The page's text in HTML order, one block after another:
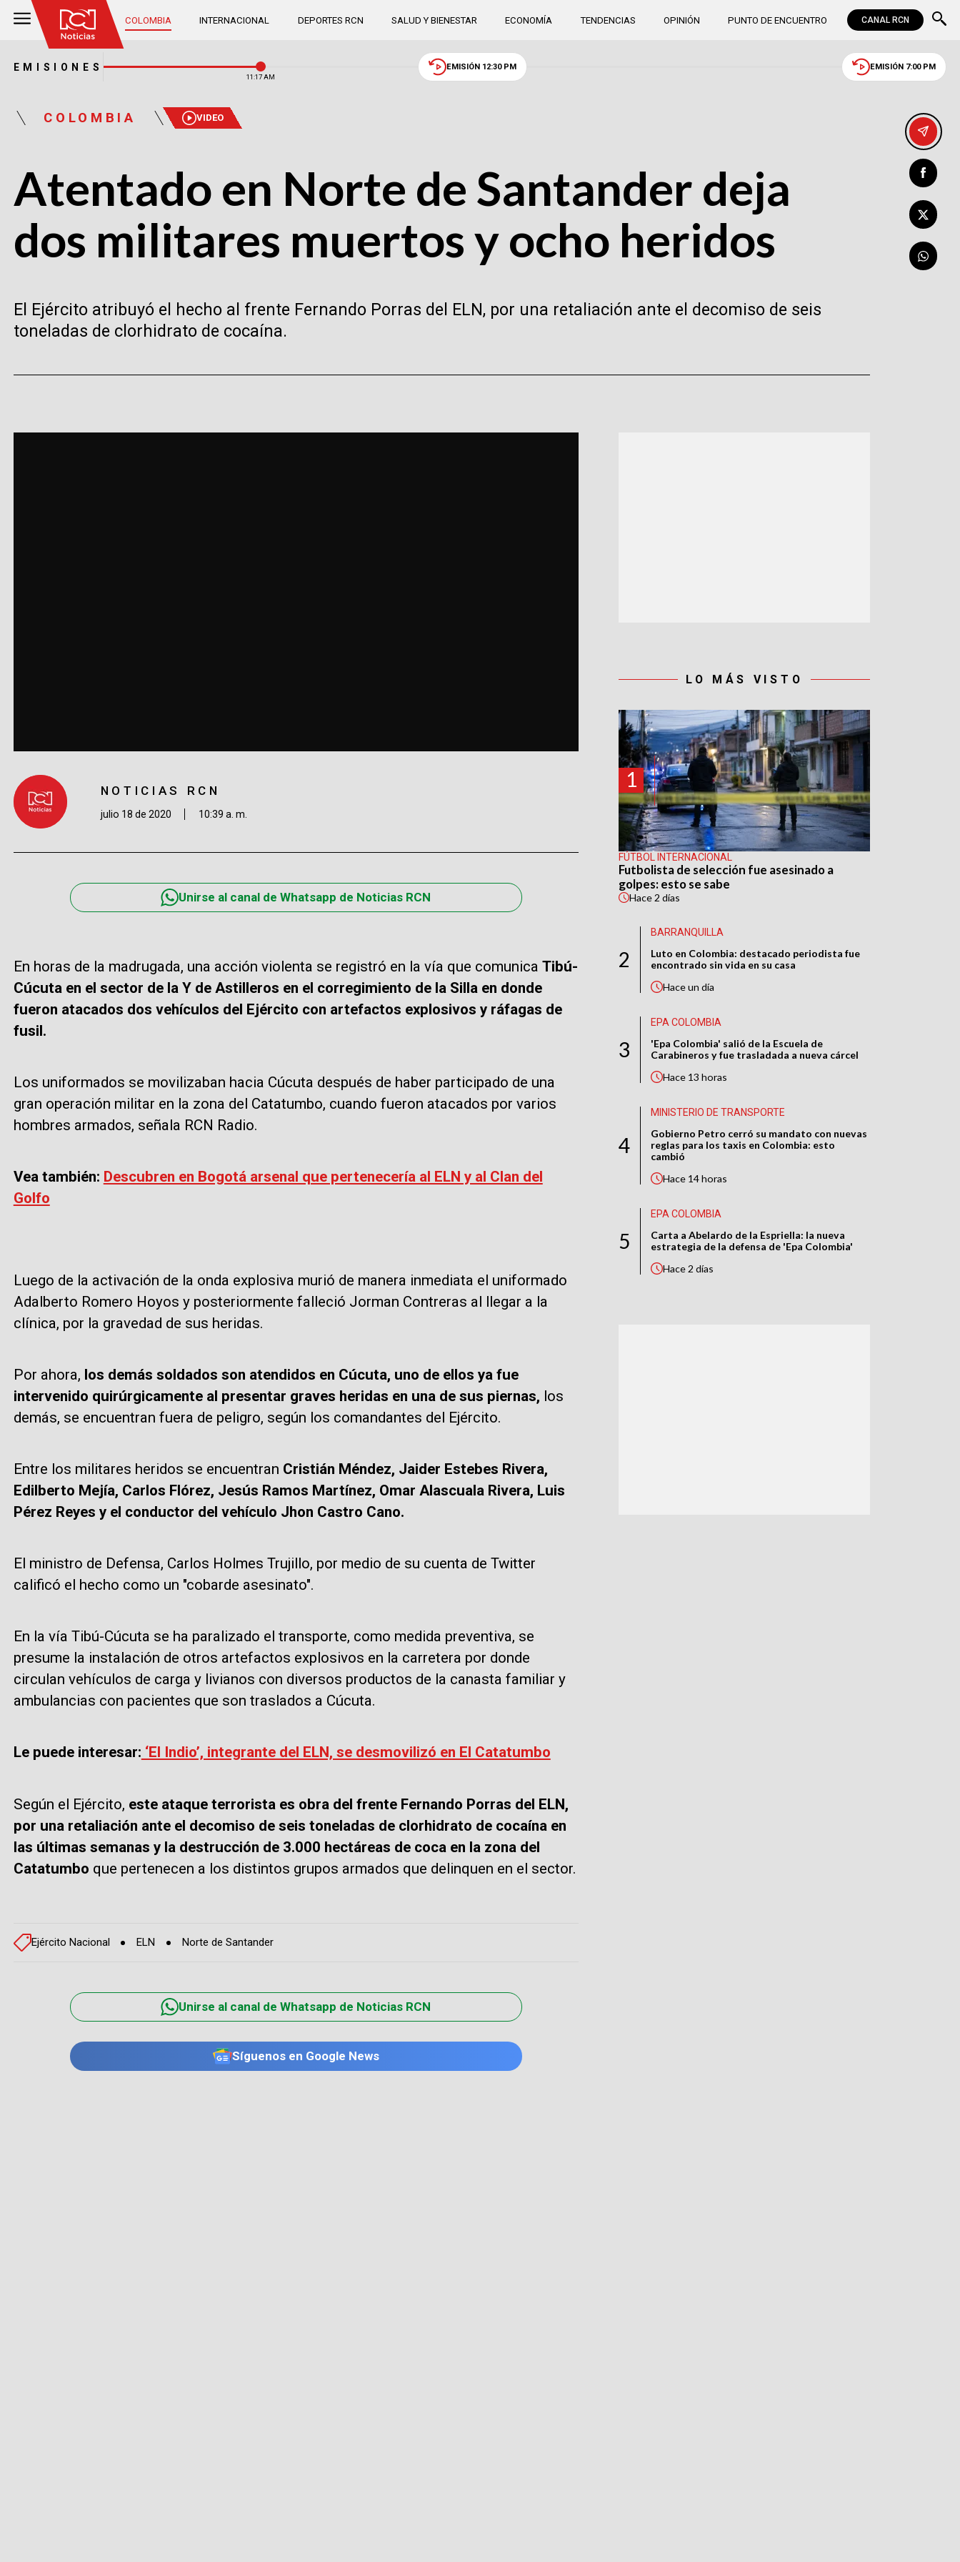
COLOMBIA INTERNACIONAL DEPORTES RCN SALUD Y BIENESTAR ECONOMÍA TENDENCIAS OPINIÓN PUNTO DE ENCUENTRO CANAL RCN
EMISIONES
11:17 AM
EMISIÓN 12:30 PM EMISIÓN 7:00 PM
COLOMBIA VIDEO
Atentado en Norte de Santander deja
dos militares muertos y ocho heridos
El Ejército atribuyó el hecho al frente Fernando Porras del ELN, por una retaliación ante el decomiso de seis
toneladas de clorhidrato de cocaína.
NOTICIAS RCN
julio 18 de 2020 10:39 a. m.
Unirse al canal de Whatsapp de Noticias RCN
En horas de la madrugada, una acción violenta se registró en la vía que comunica Tibú-
Cúcuta en el sector de la Y de Astilleros en el corregimiento de la Silla en donde
fueron atacados dos vehículos del Ejército con artefactos explosivos y ráfagas de
fusil.
Los uniformados se movilizaban hacia Cúcuta después de haber participado de una
gran operación militar en la zona del Catatumbo, cuando fueron atacados por varios
hombres armados, señala RCN Radio.
Vea también: Descubren en Bogotá arsenal que pertenecería al ELN y al Clan del
Golfo
Luego de la activación de la onda explosiva murió de manera inmediata el uniformado
Adalberto Romero Hoyos y posteriormente falleció Jorman Contreras al llegar a la
clínica, por la gravedad de sus heridas.
Por ahora, los demás soldados son atendidos en Cúcuta, uno de ellos ya fue
intervenido quirúrgicamente al presentar graves heridas en una de sus piernas, los
demás, se encuentran fuera de peligro, según los comandantes del Ejército.
Entre los militares heridos se encuentran Cristián Méndez, Jaider Estebes Rivera,
Edilberto Mejía, Carlos Flórez, Jesús Ramos Martínez, Omar Alascuala Rivera, Luis
Pérez Reyes y el conductor del vehículo Jhon Castro Cano.
El ministro de Defensa, Carlos Holmes Trujillo, por medio de su cuenta de Twitter
calificó el hecho como un "cobarde asesinato".
En la vía Tibú-Cúcuta se ha paralizado el transporte, como medida preventiva, se
presume la instalación de otros artefactos explosivos en la carretera por donde
circulan vehículos de carga y livianos con diversos productos de la canasta familiar y
ambulancias con pacientes que son traslados a Cúcuta.
Le puede interesar: ‘El Indio’, integrante del ELN, se desmovilizó en El Catatumbo
Según el Ejército, este ataque terrorista es obra del frente Fernando Porras del ELN,
por una retaliación ante el decomiso de seis toneladas de clorhidrato de cocaína en
las últimas semanas y la destrucción de 3.000 hectáreas de coca en la zona del
Catatumbo que pertenecen a los distintos grupos armados que delinquen en el sector.
Ejército Nacional ELN Norte de Santander
Unirse al canal de Whatsapp de Noticias RCN
Síguenos en Google News
LO MÁS VISTO
1
FÚTBOL INTERNACIONAL
Futbolista de selección fue asesinado a
golpes: esto se sabe
Hace2 días
2
BARRANQUILLA
Luto en Colombia: destacado periodista fue
encontrado sin vida en su casa
Haceun día
3
EPA COLOMBIA
'Epa Colombia' salió de la Escuela de
Carabineros y fue trasladada a nueva cárcel
Hace 13 horas
4
MINISTERIO DE TRANSPORTE
Gobierno Petro cerró su mandato con nuevas
reglas para los taxis en Colombia: esto
cambió
Hace 14 horas
5
EPA COLOMBIA
Carta a Abelardo de la Espriella: la nueva
estrategia de la defensa de 'Epa Colombia'
Hace2 días